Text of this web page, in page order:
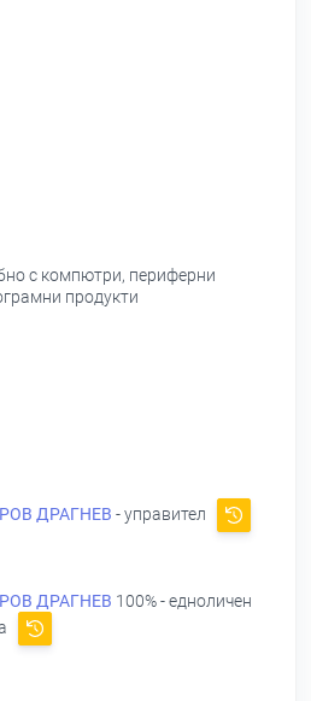
с компютри, периферни
продукти
ДРАГНЕВ - управител
ДРАГНЕВ 100% - едноличен